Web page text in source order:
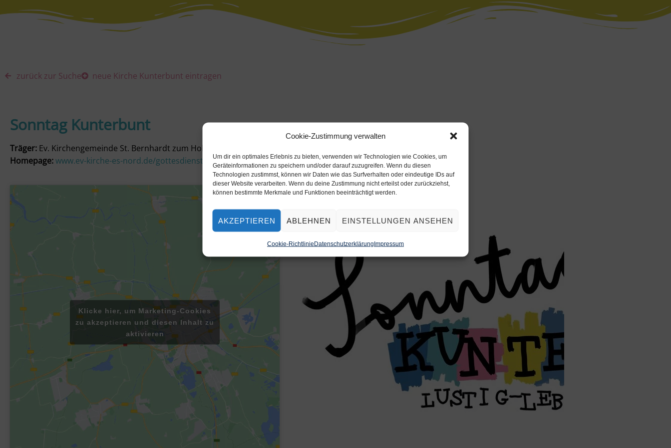
Cookie-Zustimmung verwalten
Um dir ein optimales Erlebnis zu bieten, verwenden wir Technologien wie Cookies, um
Geräteinformationen zu speichern und/oder darauf zuzugreifen. Wenn du diesen
Technologien zustimmst, können wir Daten wie das Surfverhalten oder eindeutige IDs auf
dieser Website verarbeiten. Wenn du deine Zustimmung nicht erteilst oder zurückziehst,
können bestimmte Merkmale und Funktionen beeinträchtigt werden.
AKZEPTIEREN ABLEHNEN EINSTELLUNGEN ANSEHEN
Cookie-RichtlinieDatenschutzerklärungImpressum
zurück zur Suche neue Kirche Kunterbunt eintragen
Sonntag Kunterbunt
Träger: Ev. Kirchengemeinde St. Bernhardt zum Hohenkreuz, Esslingen
Homepage:www.ev-kirche-es-nord.de/gottesdienste/familien
Klicke hier, um Marketing-Cookies
zu akzeptieren und diesen Inhalt zu
aktivieren